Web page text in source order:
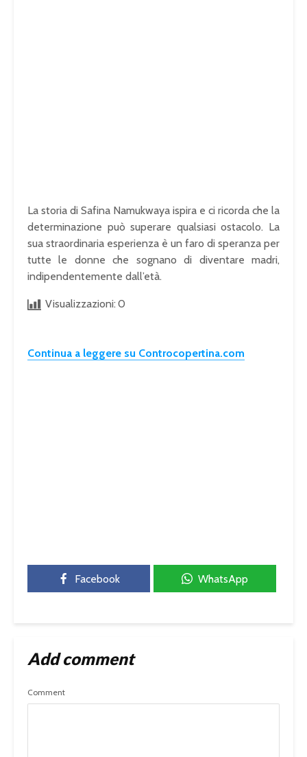
La storia di Safina Namukwaya ispira e ci ricorda che la
determinazione può superare qualsiasi ostacolo. La
sua straordinaria esperienza è un faro di speranza per
tutte le donne che sognano di diventare madri,
indipendentemente dall’età.
Visualizzazioni: 0
Continua a leggere su Controcopertina.com
Facebook WhatsApp
Add comment
Comment